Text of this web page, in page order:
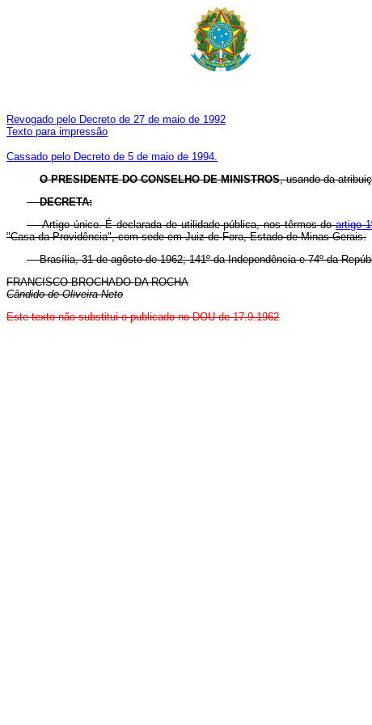
Revogado pelo Decreto de 27 de maio de 1992
Texto para impressão
Cassado pelo Decreto de 5 de maio de 1994.
O PRESIDENTE DO CONSELHO DE MINISTROS, usando da
DECRETA:
Artigo único. É declarada de utilidade pública, nos têrmos doartigo
"Casa da Providência", com sede em Juiz de Fora, Estado de Minas Gerais.
Brasília, 31 de agôsto de 1962; 141º da Independência e 74º da
FRANCISCO BROCHADO DA ROCHA
Cândido de Oliveira Neto
Este texto não substitui o publicado no DOU de 17.9.1962